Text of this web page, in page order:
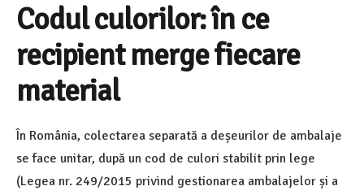
Codul culorilor: în ce
recipient merge fiecare
material
În România, colectarea separată a deșeurilor de ambalaje
se face unitar, după un cod de culori stabilit prin lege
(Legea nr. 249/2015 privind gestionarea ambalajelor și a